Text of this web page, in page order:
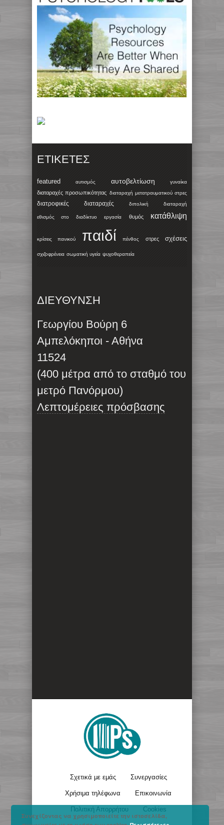
ΕΤΙΚΈΤΕΣ
featured αυτισμός αυτοβελτίωση γυναίκα
διαταραχές προσωπικότητας διαταραχή μετατραυματικού στρες
διατροφικές διαταραχές διπολική διαταραχή
εθισμός στο διαδίκτυο εργασία θυμός κατάθλιψη
κρίσεις πανικού παιδί πένθος στρες σχέσεις
σχιζοφρένεια σωματική υγεία ψυχοθεραπεία
ΔΙΕΥΘΥΝΣΗ
Γεωργίου Βούρη 6
Αμπελόκηποι - Αθήνα
11524
(400 μέτρα από το σταθμό του
μετρό Πανόρμου)
Λεπτομέρειες πρόσβασης
Σχετικά με εμάς Συνεργασίες
Χρήσιμα τηλέφωνα Επικοινωνία
Πολιτική Απορρήτου
Cookies
Συνεχίζοντας να χρησιμοποιείτε την ιστοσελίδα,